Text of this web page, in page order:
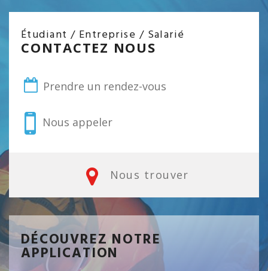
Étudiant / Entreprise / Salarié
CONTACTEZ NOUS
Prendre un rendez-vous
Nous appeler
Nous trouver
DÉCOUVREZ NOTRE
APPLICATION